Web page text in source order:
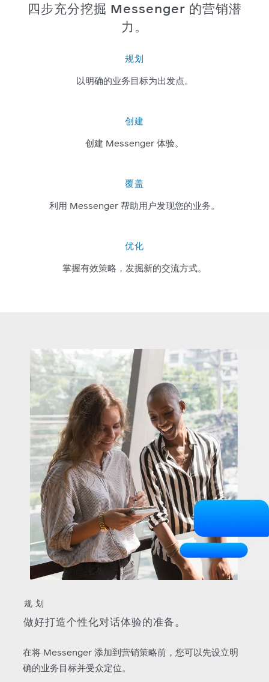
四步充分挖掘 Messenger 的营销潜
力。
规划
以明确的业务目标为出发点。
创建
创建 Messenger 体验。
覆盖
利用 Messenger 帮助用户发现您的业务。
优化
掌握有效策略，发掘新的交流方式。
规划
做好打造个性化对话体验的准备。
在将 Messenger 添加到营销策略前，您可以先设立明
确的业务目标并受众定位。